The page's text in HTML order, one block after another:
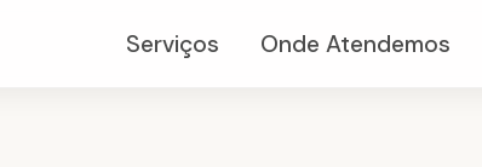
Serviços Onde Atendemos